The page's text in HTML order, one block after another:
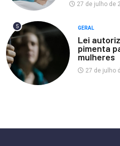
27 de julho de
5 GERAL
Lei
pimenta
mulheres
27 de julho